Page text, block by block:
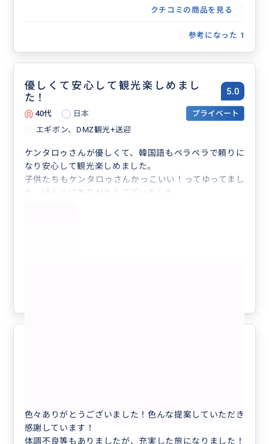
クチコミの商品を見る
参考になった 1
優しくて安心して観光楽しめまし
た！
5.0
40代 日本
プライベート
エギボン、DMZ観光+送迎
ケンタロゥさんが優しくて、韓国語もペラペラで頼りに
なり安心して観光楽しめました。
子供たちもケンタロゥさんかっこいい！ってゆってまし
た。ほんとにありがとうございました。
色々ありがとうございました！色んな提案していただき
感謝しています！
体調不良等もありましたが、充実した旅になりました！